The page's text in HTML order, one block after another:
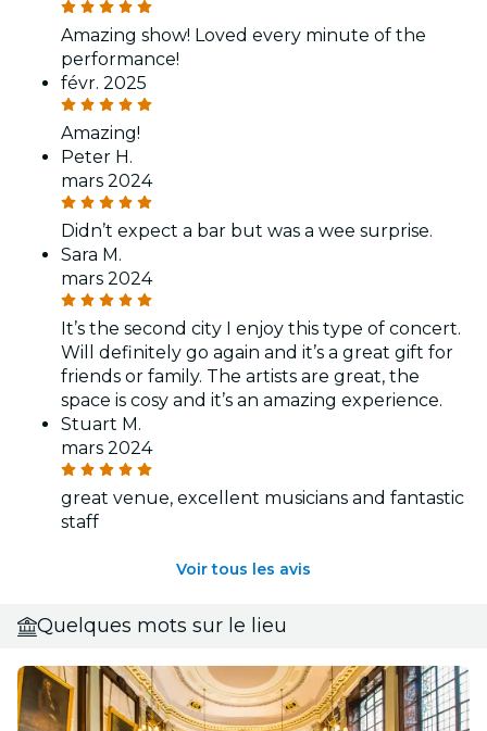
Amazing show! Loved every minute of the
performance!
févr. 2025
Amazing!
Peter H.
mars 2024
Didn’t expect a bar but was a wee surprise.
Sara M.
mars 2024
It’s the second city I enjoy this type of concert.
Will definitely go again and it’s a great gift for
friends or family. The artists are great, the
space is cosy and it’s an amazing experience.
Stuart M.
mars 2024
great venue, excellent musicians and fantastic
staff
Voir tous les avis
Quelques mots sur le lieu